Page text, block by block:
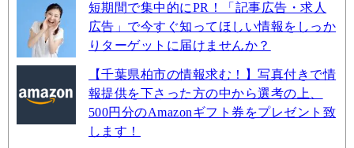
短期間で集中的にPR！「記事広告・求人
広告」で今すぐ知ってほしい情報をしっか
りターゲットに届けませんか？
【千葉県柏市の情報求む！】写真付きで情
報提供を下さった方の中から選考の上、
500円分のAmazonギフト券をプレゼント致
します！